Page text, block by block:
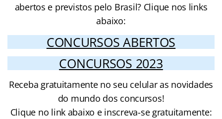
abertos e previstos pelo Brasil? Clique nos links
abaixo:
CONCURSOS ABERTOS
CONCURSOS 2023
Receba gratuitamente no seu celular as novidades
do mundo dos concursos!
Clique no link abaixo e inscreva-se gratuitamente: